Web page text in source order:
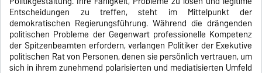
Entscheidungen zu treffen, steht im Mittelpunkt der
demokratischen Regierungsführung. Während die drängenden
politischen Probleme der Gegenwart professionelle Kompetenz
der Spitzenbeamten erfordern, verlangen Politiker der Exekutive
politischen Rat von Personen, denen sie persönlich vertrauen, um
sich in ihrem zunehmend polarisierten und mediatisierten Umfeld